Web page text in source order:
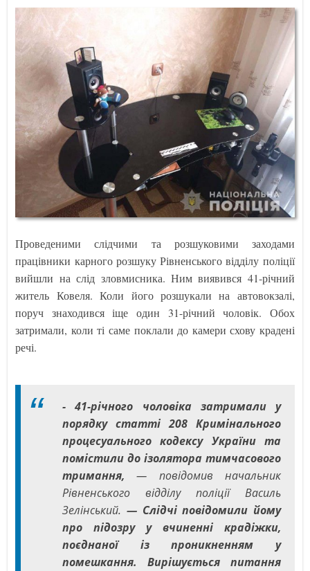
Проведеними слідчими та розшуковими заходами
працівники карного розшуку Рівненського відділу поліції
вийшли на слід зловмисника. Ним виявився 41-річний
житель Ковеля. Коли його розшукали на автовокзалі,
поруч знаходився іще один 31-річний чоловік. Обох
затримали, коли ті саме поклали до камери схову крадені
речі.
- 41-річного чоловіка затримали у
порядку статті 208 Кримінального
процесуального кодексу України та
помістили до ізолятора тимчасового
тримання, — повідомив начальник
Рівненського відділу поліції Василь
Зелінський. — Слідчі повідомили йому
про підозру у вчиненні крадіжки,
поєднаної із проникненням у
помешкання. Вирішується питання